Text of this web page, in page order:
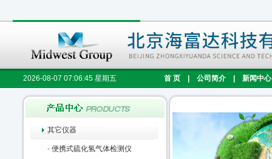
2026-08-07 07:06:46 星期五 首 页 公司简介 新闻中心
其它仪器
- 便携式硫化氢气体检测仪